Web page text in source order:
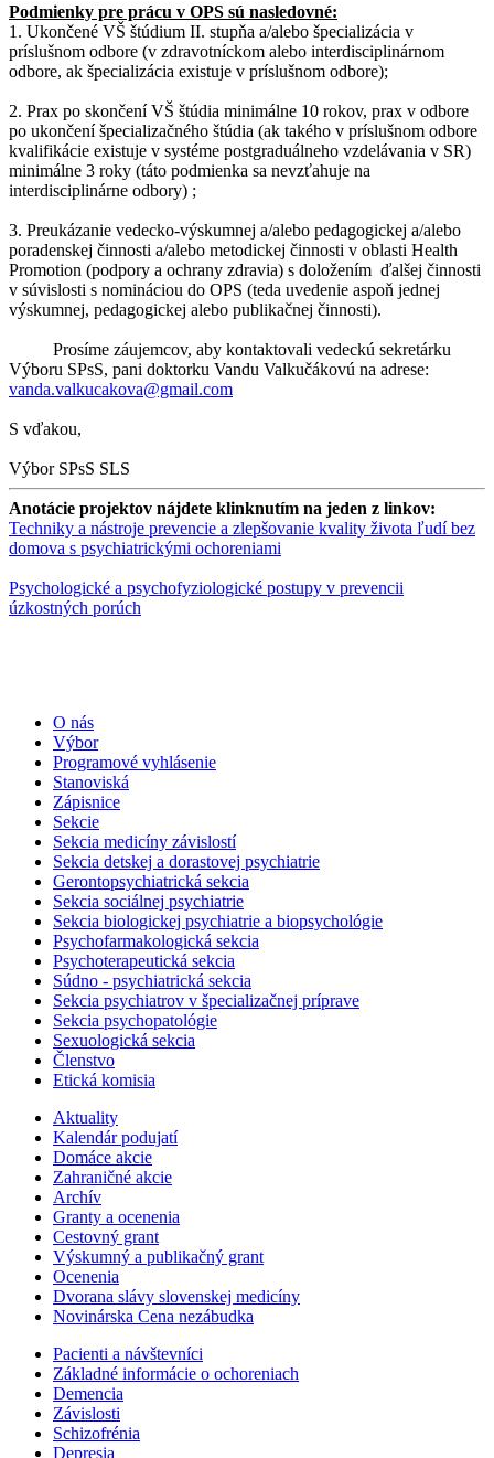
Podmienky pre prácu v OPS sú nasledovné:
1. Ukončené VŠ štúdium II. stupňa a/alebo špecializácia v
príslušnom odbore (v zdravotníckom alebo interdisciplinárnom
odbore, ak špecializácia existuje v príslušnom odbore);
2. Prax po skončení VŠ štúdia minimálne 10 rokov, prax v odbore
po ukončení špecializačného štúdia (ak takého v príslušnom odbore
kvalifikácie existuje v systéme postgraduálneho vzdelávania v SR)
minimálne 3 roky (táto podmienka sa nevzťahuje na
interdisciplinárne odbory) ;
3. Preukázanie vedecko-výskumnej a/alebo pedagogickej a/alebo
poradenskej činnosti a/alebo metodickej činnosti v oblasti Health
Promotion (podpory a ochrany zdravia) s doložením ďalšej činnosti
v súvislosti s nomináciou do OPS (teda uvedenie aspoň jednej
výskumnej, pedagogickej alebo publikačnej činnosti).
Prosíme záujemcov, aby kontaktovali vedeckú sekretárku
Výboru SPsS, pani doktorku Vandu Valkučákovú na adrese:
vanda.valkucakova@gmail.com
S vďakou,
Výbor SPsS SLS
Anotácie projektov nájdete klinknutím na jeden z linkov:
Techniky a nástroje prevencie a zlepšovanie kvality života ľudí bez
domova s psychiatrickými ochoreniami
Psychologické a psychofyziologické postupy v prevencii
úzkostných porúch
O nás
Výbor
Programové vyhlásenie
Stanoviská
Zápisnice
Sekcie
Sekcia medicíny závislostí
Sekcia detskej a dorastovej psychiatrie
Gerontopsychiatrická sekcia
Sekcia sociálnej psychiatrie
Sekcia biologickej psychiatrie a biopsychológie
Psychofarmakologická sekcia
Psychoterapeutická sekcia
Súdno - psychiatrická sekcia
Sekcia psychiatrov v špecializačnej príprave
Sekcia psychopatológie
Sexuologická sekcia
Členstvo
Etická komisia
Aktuality
Kalendár podujatí
Domáce akcie
Zahraničné akcie
Archív
Granty a ocenenia
Cestovný grant
Výskumný a publikačný grant
Ocenenia
Dvorana slávy slovenskej medicíny
Novinárska Cena nezábudka
Pacienti a návštevníci
Základné informácie o ochoreniach
Demencia
Závislosti
Schizofrénia
Depresia